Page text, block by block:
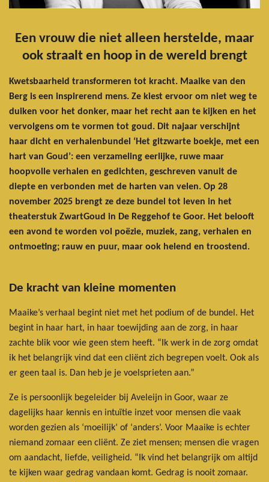
Een vrouw die niet alleen herstelde, maar
ook straalt en hoop in de wereld brengt
Kwetsbaarheid transformeren tot kracht. Maaike van den
Berg is een inspirerend mens. Ze kiest ervoor om niet weg te
duiken voor het donker, maar het recht aan te kijken en het
vervolgens om te vormen tot goud. Dit najaar verschijnt
haar dicht en verhalenbundel ‘Het gitzwarte boekje, met een
hart van Goud’: een verzameling eerlijke, ruwe maar
hoopvolle verhalen en gedichten, geschreven vanuit de
diepte en verbonden met de harten van velen. Op 28
november 2025 brengt ze deze bundel tot leven in het
theaterstuk ZwartGoud in De Reggehof te Goor. Het belooft
een avond te worden vol poëzie, muziek, zang, verhalen en
ontmoeting; rauw en puur, maar ook helend en troostend.
De kracht van kleine momenten
Maaike’s verhaal begint niet met het podium of de bundel. Het
begint in haar hart, in haar toewijding aan de zorg, in haar
zachte blik voor wie geen stem heeft. “Ik werk in de zorg omdat
ik het belangrijk vind dat een cliënt zich begrepen voelt. Ook als
er geen taal is. Dan heb je je voelsprieten aan.”
Ze is persoonlijk begeleider bij Aveleijn in Goor, waar ze
dagelijks haar kennis en intuïtie inzet voor mensen die vaak
worden gezien als ‘moeilijk’ of ‘anders’. Voor Maaike is echter
niemand zomaar een cliënt. Ze ziet mensen; mensen die vragen
om aandacht, liefde, veiligheid. “Ik vind het belangrijk om altijd
te kijken waar gedrag vandaan komt. Gedrag is nooit zomaar.